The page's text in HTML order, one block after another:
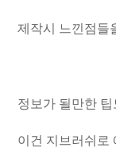
제작시 느낀점들
정보가 될만한
이건 지브러쉬로